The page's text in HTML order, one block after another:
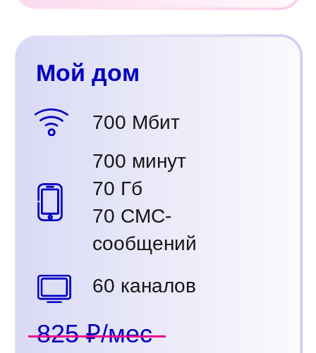
Мой дом
825 ₽/мес
700 Мбит
700 минут
70 Гб
70 СМС-
сообщений
60 каналов